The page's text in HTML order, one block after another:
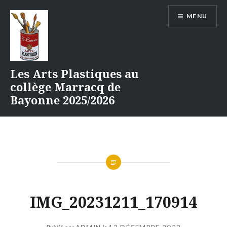
contenu
Les Arts Plastiques au
collège Marracq de
Bayonne 2025/2026
MENU
IMG_20231211_170914